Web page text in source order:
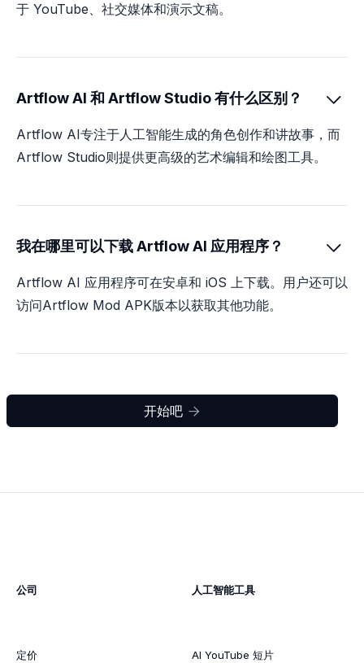
于 YouTube、社交媒体和演示文稿。
Artflow AI 和 Artflow Studio 有什么区别？ 
Artflow AI专注于人工智能生成的角色创作和讲故事，而
Artflow Studio则提供更高级的艺术编辑和绘图工具。
我在哪里可以下载 Artflow AI 应用程序？ 
Artflow AI 应用程序可在安卓和 iOS 上下载。用户还可以
访问Artflow Mod APK版本以获取其他功能。
开始吧 
公司
定价
人工智能工具
AI YouTube 短片